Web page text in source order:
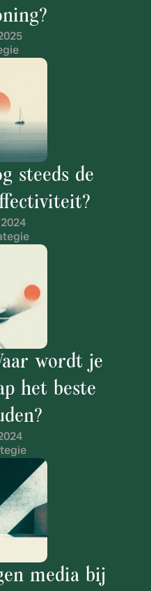
steeds de
wordt je
het beste
media bij